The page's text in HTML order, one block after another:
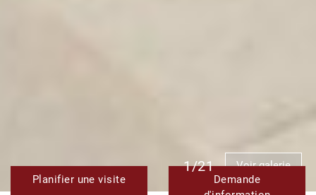
1/21
Voir galerie
Planifier une visite
Demande